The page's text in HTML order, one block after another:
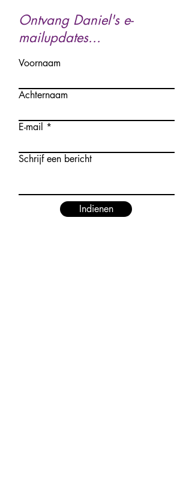
Ontvang Daniel's e-
mailupdates...
Voornaam
Achternaam
E-mail
Schrijf een bericht
Indienen